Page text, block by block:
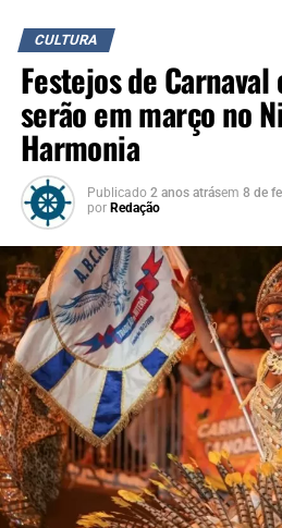
CULTURA
Festejos de Carnaval
serão em março no
Harmonia
Publicado 2 anos atrásem 8 de
por Redação